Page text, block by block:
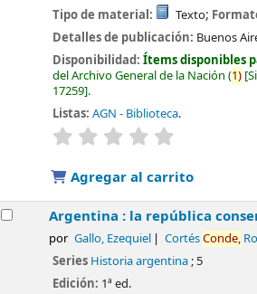
Tipo de material:
Texto;
Detalles de publicación: Buenos
Disponibilidad:Ítems disponibles
del Archivo General de la Nación (1)
17259 .
Listas: AGN - Biblioteca.
valoración
Agregar al carrito
Argentina : la república
por Gallo, Ezequiel CortésConde,
Series Historia argentina; 5
Edición: 1ª ed.